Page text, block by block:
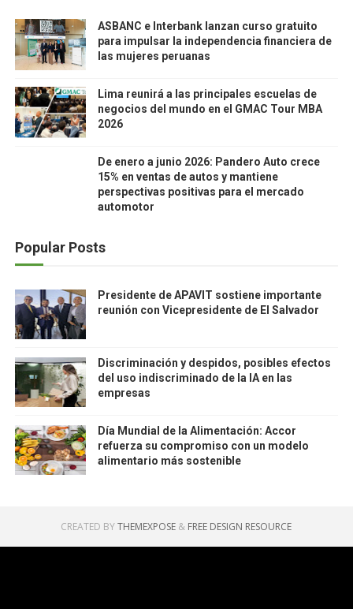
ASBANC e Interbank lanzan curso gratuito
para impulsar la independencia financiera de
las mujeres peruanas
Lima reunirá a las principales escuelas de
negocios del mundo en el GMAC Tour MBA
2026
De enero a junio 2026: Pandero Auto crece
15% en ventas de autos y mantiene
perspectivas positivas para el mercado
automotor
Popular Posts
Presidente de APAVIT sostiene importante
reunión con Vicepresidente de El Salvador
Discriminación y despidos, posibles efectos
del uso indiscriminado de la IA en las
empresas
Día Mundial de la Alimentación: Accor
refuerza su compromiso con un modelo
alimentario más sostenible
CREATED BYTHEMEXPOSE & FREE DESIGN RESOURCE